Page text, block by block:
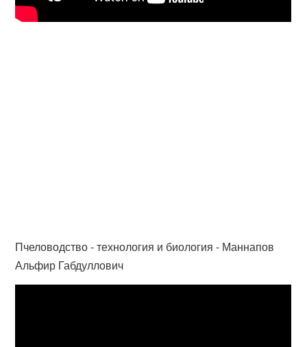
Пчеловодство - технология и биология - Маннапов
Альфир Габдуллович